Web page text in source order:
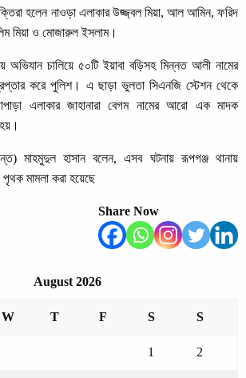
হলেন নাওড়া এলাকার উজ্জ্বল মিয়া, আল আমিন, ফরিদ
মিয়া ও মোজারুল ইসলাম।
অভিযান চালিয়ে ৫০টি ইয়াবা বড়িসহ মিন্নত আলী নামের
করে পুলিশ। এ ছাড়া ভুলতা সিএনজি স্টেশন থেকে
এলাকার জাহানারা বেগম নামের আরো এক মাদক
মাহমুদুল হাসান বলেন, এসব ঘটনায় রূপগঞ্জ থানায়
মামলা করা হয়েছে
Share Now
August 2026
W T F S S
1 2